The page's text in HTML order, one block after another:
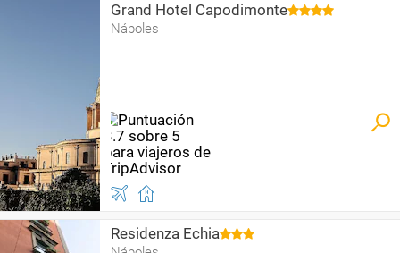
Grand Hotel Capodimonte
Nápoles
Residenza Echia